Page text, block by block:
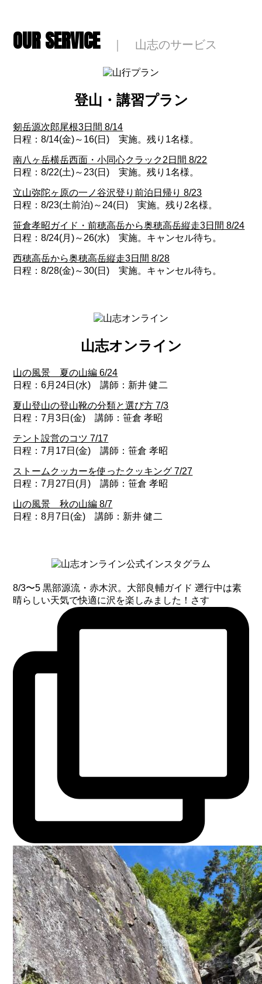
OUR SERVICE｜ 山志のサービス
登山・講習プラン
剱岳源次郎尾根3日間 8/14
日程：8/14(金)～16(日) 実施。残り1名様。
南八ヶ岳横岳西面・小同心クラック2日間 8/22
日程：8/22(土)～23(日) 実施。残り1名様。
立山弥陀ヶ原の一ノ谷沢登り前泊日帰り 8/23
日程：8/23(土前泊)～24(日) 実施。残り2名様。
笹倉孝昭ガイド・前穂高岳から奥穂高岳縦走3日間 8/24
日程：8/24(月)～26(水) 実施。キャンセル待ち。
西穂高岳から奥穂高岳縦走3日間 8/28
日程：8/28(金)～30(日) 実施。キャンセル待ち。
山志オンライン
山の風景 夏の山編 6/24
日程：6月24日(水) 講師：新井 健二
夏山登山の登山靴の分類と選び方 7/3
日程：7月3日(金) 講師：笹倉 孝昭
テント設営のコツ 7/17
日程：7月17日(金) 講師：笹倉 孝昭
ストームクッカーを使ったクッキング 7/27
日程：7月27日(月) 講師：笹倉 孝昭
山の風景 秋の山編 8/7
日程：8月7日(金) 講師：新井 健二
8/3〜5 黒部源流・赤木沢。大部良輔ガイド 遡行中は素
晴らしい天気で快適に沢を楽しみました！さす